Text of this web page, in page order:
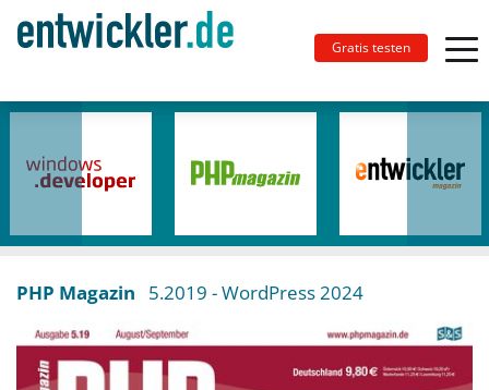
Gratis testen
PHP Magazin 5.2019 - WordPress 2024